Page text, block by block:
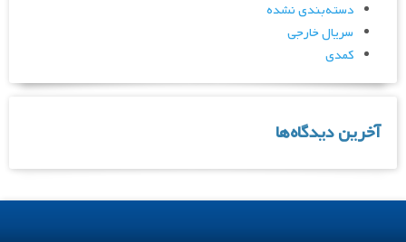
دسته‌بندی نشده
سریال خارجی
کمدی
آخرین دیدگاه‌ها